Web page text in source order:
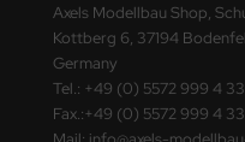
Axels Modellbau Shop,
Kottberg 6, 37194
Germany
Tel.: +49 (0) 5572 999 4
Fax.:+49 (0) 5572 999 4
Nunu
Lights